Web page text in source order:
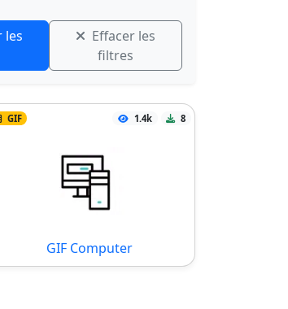
les
Effacer les
filtres
GIF 1.4k 8
GIF Computer